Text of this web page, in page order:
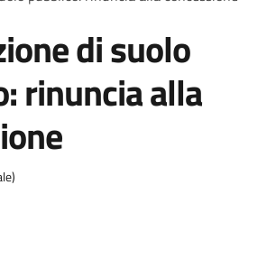
di suolo
rinuncia alla